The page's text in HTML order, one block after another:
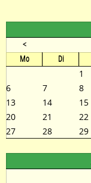
<
Montag Dienstag
1
6
7 8
13
14 15
20
21 22
27
28 29